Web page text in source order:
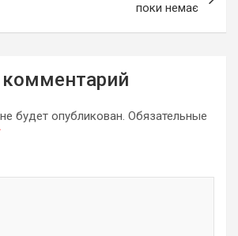
поки немає
будет опубликован. Обязательные